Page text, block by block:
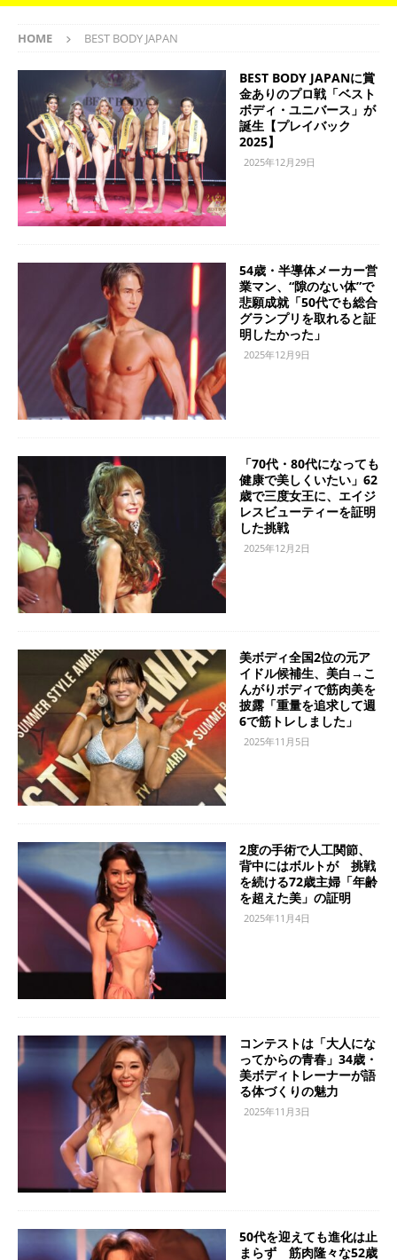
HOME BEST BODY JAPAN
BEST BODY JAPANに賞
金ありのプロ戦「ベスト
ボディ・ユニバース」が
誕生【プレイバック
2025】
2025年12月29日
54歳・半導体メーカー営
業マン、“隙のない体”で
悲願成就「50代でも総合
グランプリを取れると証
明したかった」
2025年12月9日
「70代・80代になっても
健康で美しくいたい」62
歳で三度女王に、エイジ
レスビューティーを証明
した挑戦
2025年12月2日
美ボディ全国2位の元ア
イドル候補生、美白→こ
んがりボディで筋肉美を
披露「重量を追求して週
6で筋トレしました」
2025年11月5日
2度の手術で人工関節、
背中にはボルトが 挑戦
を続ける72歳主婦「年齢
を超えた美」の証明
2025年11月4日
コンテストは「大人にな
ってからの青春」34歳・
美ボディトレーナーが語
る体づくりの魅力
2025年11月3日
50代を迎えても進化は止
まらず 筋肉隆々な52歳